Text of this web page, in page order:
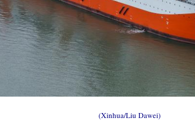
(Xinhua/Liu Dawei)